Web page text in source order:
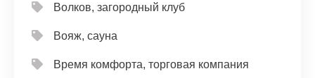
Волков, загородный клуб
Вояж, сауна
Время комфорта, торговая компания